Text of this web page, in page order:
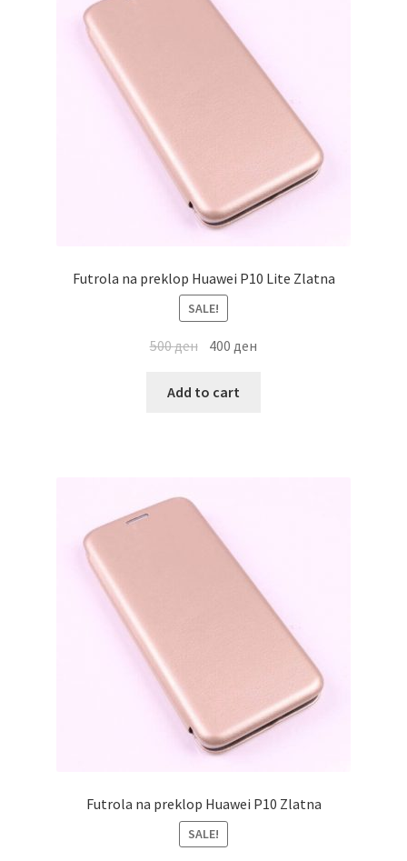
Futrola na preklop Huawei P10 Lite Zlatna
SALE!
500ден 400 ден
Add to cart
Futrola na preklop Huawei P10 Zlatna
SALE!